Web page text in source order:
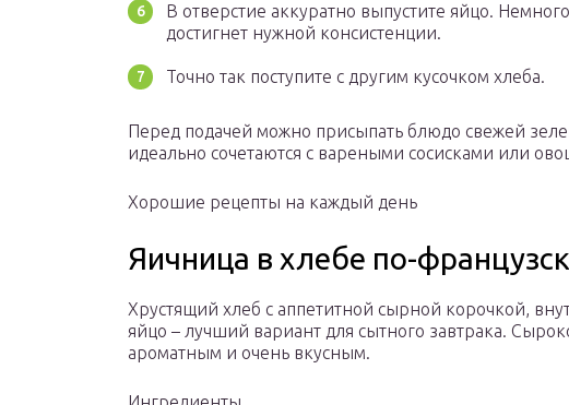
В отверстие аккуратно выпустите яйцо.
достигнет нужной консистенции.
Точно так поступите с другим кусочком хлеба.
Перед подачей можно присыпать блюдо свежей
идеально сочетаются с вареными сосисками или
Хорошие рецепты на каждый день
Яичница в хлебе по-
Хрустящий хлеб с аппетитной сырной корочкой,
яйцо – лучший вариант для сытного завтрака.
ароматным и очень вкусным.